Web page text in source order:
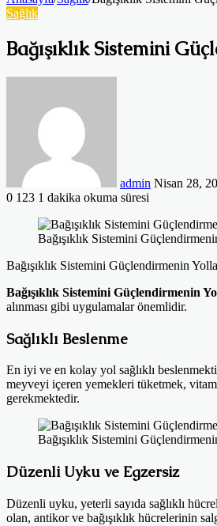
Sağlık
Bağışıklık Sistemini
admin Nisan 28,
0 123 1 dakika okuma süresi
Bağışıklık Sistemini
Bağışıklık Sistemini Güçlendirmenin
Bağışıklık Sistemini Güçlendirmenin
alınması gibi uygulamalar önemlidir.
Sağlıklı Beslenme
En iyi ve en kolay yol sağlıklı
meyveyi içeren yemekleri tüketmek,
gerekmektedir.
Bağışıklık Sistemini
Düzenli Uyku ve Egzersiz
Düzenli uyku, yeterli sayıda sağlıklı
olan, antikor ve bağışıklık hücrelerinin